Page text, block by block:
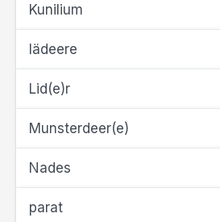
Kunilium
lädeere
Lid(e)r
Munsterdeer(e)
Nades
parat